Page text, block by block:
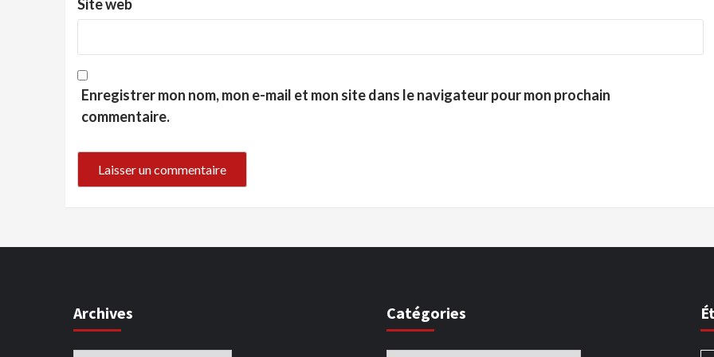
Site web
Enregistrer mon nom, mon e-mail et mon site dans le navigateur pour mon prochain
commentaire.
Archives Catégories